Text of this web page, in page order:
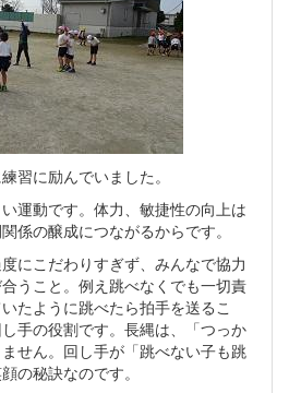
習に励んでいました。
運動です。体力、敏捷性の向上は
係の醸成につながるからです。
にこだわりすぎず、みんなで協力
うこと。例え跳べなくでも一切責
たように跳べたら拍手を送るこ
手の役割です。長縄は、「つっか
せん。回し手が「跳べない子も跳
の秘訣なのです。